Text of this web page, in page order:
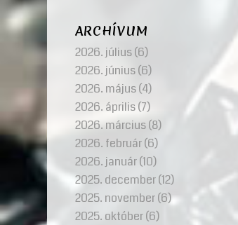
ARCHÍVUM
2026. július(6)
2026. június(6)
2026. május(4)
2026. április(7)
2026. március(8)
2026. február(6)
2026. január(10)
2025. december(12)
2025. november(6)
2025. október(6)